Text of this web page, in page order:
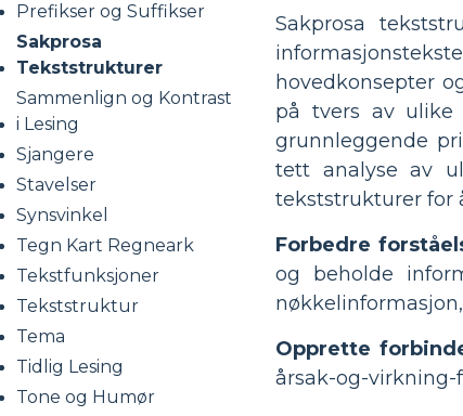
Prefikser og Suffikser
Sakprosa
Tekststrukturer
Sammenlign og Kontrast
i Lesing
Sjangere
Stavelser
Synsvinkel
Tegn Kart Regneark
Tekstfunksjoner
Tekststruktur
Tema
Tidlig Lesing
Tone og Humør
Sakprosa
hovedkonsepter
på tvers av
grunnleggende
tett analyse av
tekststrukturer for
Forbedre
og beholde
Opprette
årsak-og-